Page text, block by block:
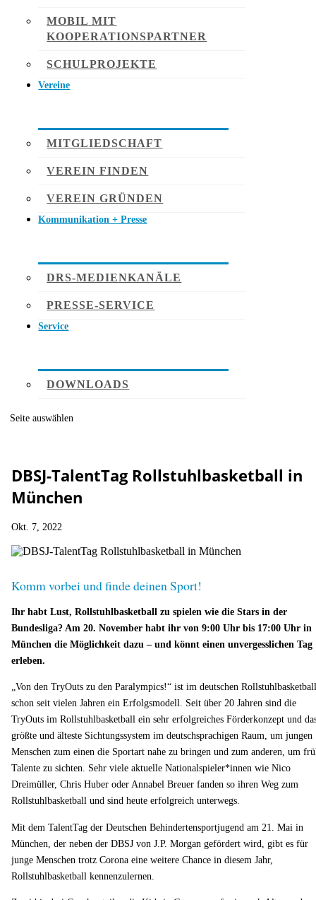
MOBIL MIT
KOOPERATIONSPARTNER
SCHULPROJEKTE
Vereine
MITGLIEDSCHAFT
VEREIN FINDEN
VEREIN GRÜNDEN
Kommunikation + Presse
DRS-MEDIENKANÄLE
PRESSE-SERVICE
Service
DOWNLOADS
Seite auswählen
DBSJ-TalentTag Rollstuhlbasketball in
München
Okt. 7, 2022
Komm vorbei und finde deinen Sport!
Ihr habt Lust, Rollstuhlbasketball zu spielen wie die Stars in der
Bundesliga? Am 20. November habt ihr von 9:00 Uhr bis 17:00 Uhr in
München die Möglichkeit dazu – und könnt einen unvergesslichen Tag
erleben.
„Von den TryOuts zu den Paralympics!“ ist im deutschen Rollstuhlbasketball
schon seit vielen Jahren ein Erfolgsmodell. Seit über 20 Jahren sind die
TryOuts im Rollstuhlbasketball ein sehr erfolgreiches Förderkonzept und
größte und älteste Sichtungssystem im deutschsprachigen Raum, um jungen
Menschen zum einen die Sportart nahe zu bringen und zum anderen, um
Talente zu sichten. Sehr viele aktuelle Nationalspieler*innen wie Nico
Dreimüller, Chris Huber oder Annabel Breuer fanden so ihren Weg zum
Rollstuhlbasketball und sind heute erfolgreich unterwegs.
Mit dem TalentTag der Deutschen Behindertensportjugend am 21. Mai in
München, der neben der DBSJ von J.P. Morgan gefördert wird, gibt es für
junge Menschen trotz Corona eine weitere Chance in diesem Jahr,
Rollstuhlbasketball kennenzulernen.